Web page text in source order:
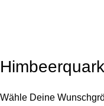
Himbeerquark
Wähle Deine